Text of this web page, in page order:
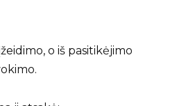
o iš pasitikėjimo